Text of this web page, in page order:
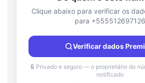
Informações de localização
País
Cidade
Região
Clique abaixo para verificar os
para +555512697126
Verificar dados
🔒 Privado e seguro — o proprietário do
notificado